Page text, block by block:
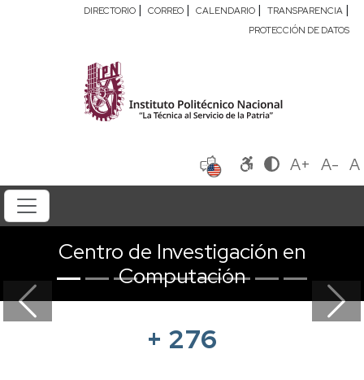
DIRECTORIO | CORREO | CALENDARIO | TRANSPARENCIA |
PROTECCIÓN DE DATOS
A+ A- A
Centro de Investigación en
Computación
Previous Next
+ 276